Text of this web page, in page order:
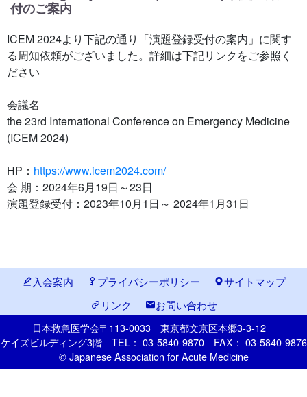
付のご案内
ICEM 2024より下記の通り「演題登録受付の案内」に関す
る周知依頼がございました。詳細は下記リンクをご参照く
ださい
会議名
the 23rd International Conference on Emergency Medicine
(ICEM 2024)
HP： https://www.icem2024.com/
会 期：2024年6月19日～23日
演題登録受付：2023年10月1日～ 2024年1月31日
入会案内 プライバシーポリシー
サイトマップ
リンク
お問い合わせ
日本救急医学会〒113-0033 東京都文京区本郷3-3-12
ケイズビルディング3階 TEL： 03-5840-9870 FAX： 03-5840-9876
© Japanese Association for Acute Medicine